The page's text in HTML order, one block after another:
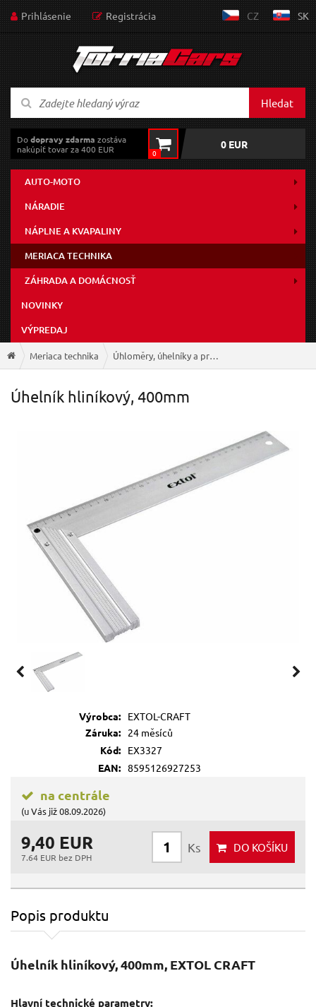
Prihlásenie Registrácia CZ SK
Hledat
Dodopravy zdarma zostáva
nakúpiť tovar za 400 EUR
0
0 EUR
AUTO-MOTO
NÁRADIE
NÁPLNE A KVAPALINY
MERIACA TECHNIKA
ZÁHRADA A DOMÁCNOSŤ
NOVINKY
VÝPREDAJ
Meriaca technika Úhloměry, úhelníky a pravítka
Úhelník hliníkový, 400mm
Výrobca:
EXTOL-CRAFT
Záruka:
24 měsíců
Kód:
EX3327
EAN: 8595126927253
na centrále
(u Vás již 08.09.2026)
9,40 EUR
7.64 EUR bez DPH
Ks DO KOŠÍKU
Popis produktu
Úhelník hliníkový, 400mm, EXTOL CRAFT
Hlavní technické parametry: